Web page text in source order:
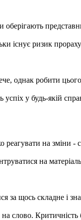
існує ризик
однак робити
у будь-якій
на зміни -
на
за щось складне і
слово.